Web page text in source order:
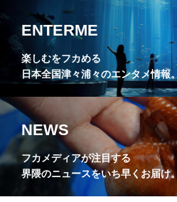
ENTERME
楽しむをフカめる
日本全国津々浦々のエンタメ情報。
NEWS
フカメディアが注目する
界隈のニュースをいち早くお届け。